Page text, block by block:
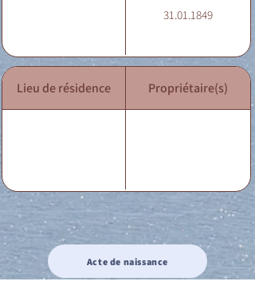
31.01.1849
Lieu de résidence Propriétaire(s)
Acte de naissance